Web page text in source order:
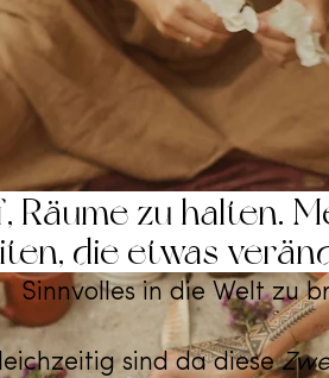
Räume zu halten.
die etwas
Sinnvolles in die Welt zu
sind da diese